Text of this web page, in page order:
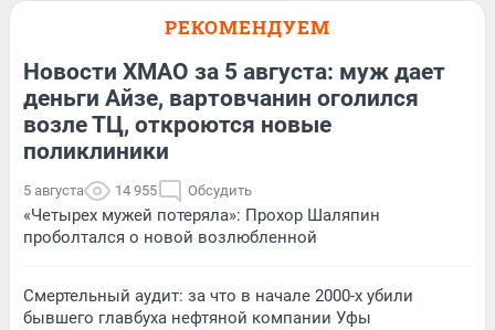
РЕКОМЕНДУЕМ
Новости ХМАО за 5 августа: муж дает
деньги Айзе, вартовчанин оголился
возле ТЦ, откроются новые
поликлиники
5 августа 14 955 Обсудить
«Четырех мужей потеряла»: Прохор Шаляпин
проболтался о новой возлюбленной
Смертельный аудит: за что в начале 2000-х убили
бывшего главбуха нефтяной компании Уфы